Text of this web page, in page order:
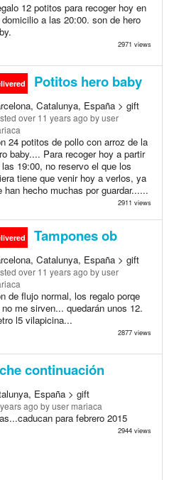
12 potitos para recoger hoy en
domicilio a las 20:00. son de hero
2971 views
Potitos hero baby
Catalunya, España > gift
over 11 years ago by user
24 potitos de pollo con arroz de la
baby.... Para recoger hoy a partir
19:00, no reservo el que los
tiene que venir hoy a verlos, ya
han hecho muchas por guardar......
2911 views
Tampones ob
Catalunya, España > gift
over 11 years ago by user
de flujo normal, los regalo porqe
me sirven... quedarán unos 12.
l5 vilapicina...
2877 views
continuación
España > gift
ago by user mariaca
para febrero 2015
2944 views